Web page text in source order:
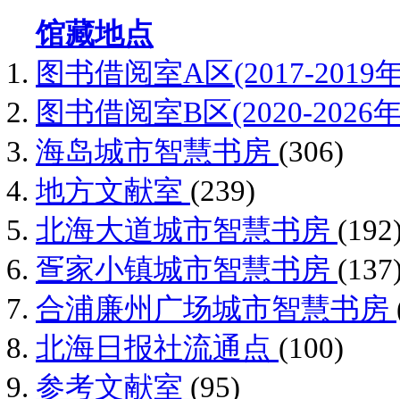
馆藏地点
图书借阅室A区(2017-2019
图书借阅室B区(2020-2026
海岛城市智慧书房 (306)
地方文献室 (239)
北海大道城市智慧书房
疍家小镇城市智慧书房
合浦廉州广场城市智慧书房
北海日报社流通点 (100)
参考文献室 (95)